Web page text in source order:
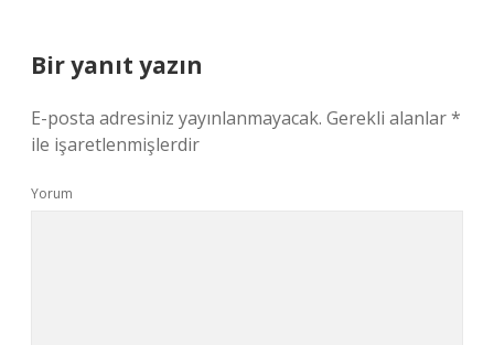
Bir yanıt yazın
E-posta adresiniz yayınlanmayacak. Gerekli alanlar*
ile işaretlenmişlerdir
Yorum